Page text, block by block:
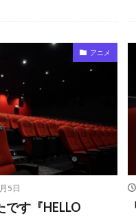
アニメ
5日
です『HELLO